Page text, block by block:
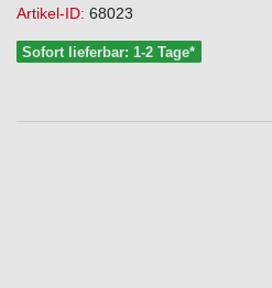
Artikel-ID: 68023
Sofort lieferbar: 1-2 Tage*